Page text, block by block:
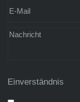
Einverständnis